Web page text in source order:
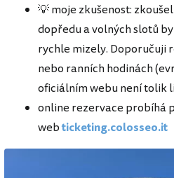
💡 moje zkušenost:
dopředu a volných slotů
rychle mizely. Doporučuji
nebo ranních hodinách
oficiálním webu není tolik
online rezervace probíhá
webticketing.colosseo.it